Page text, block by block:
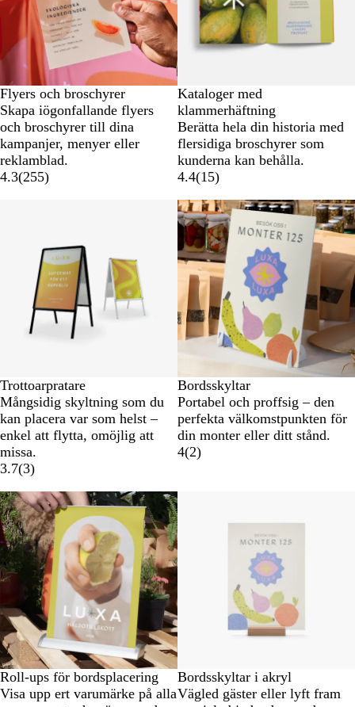
Flyers och broschyrer
Skapa iögonfallande flyers
och broschyrer till dina
kampanjer, menyer eller
reklamblad.
4.3(255)
Kataloger med
klammerhäftning
Berätta hela din historia med
flersidiga broschyrer som
kunderna kan behålla.
4.4(15)
Trottoarpratare
Mångsidig skyltning som du
kan placera var som helst –
enkel att flytta, omöjlig att
missa.
3.7(3)
Bordsskyltar
Portabel och proffsig – den
perfekta välkomstpunkten för
din monter eller ditt stånd.
4(2)
Roll-ups för bordsplacering
Visa upp ert varumärke på alla
Bordsskyltar i akryl
Vägled gäster eller lyft fram